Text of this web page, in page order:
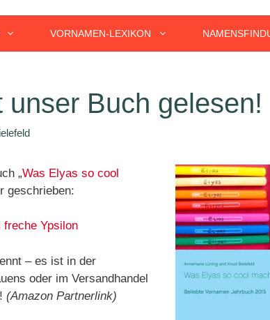
VORNAMEN-LEXIKON
unser Buch gelesen!
„Was Elyas so cool
geschrieben:
freche Ypsilon
– es ist in der
oder im Versandhandel
(Amazon Partnerlink)